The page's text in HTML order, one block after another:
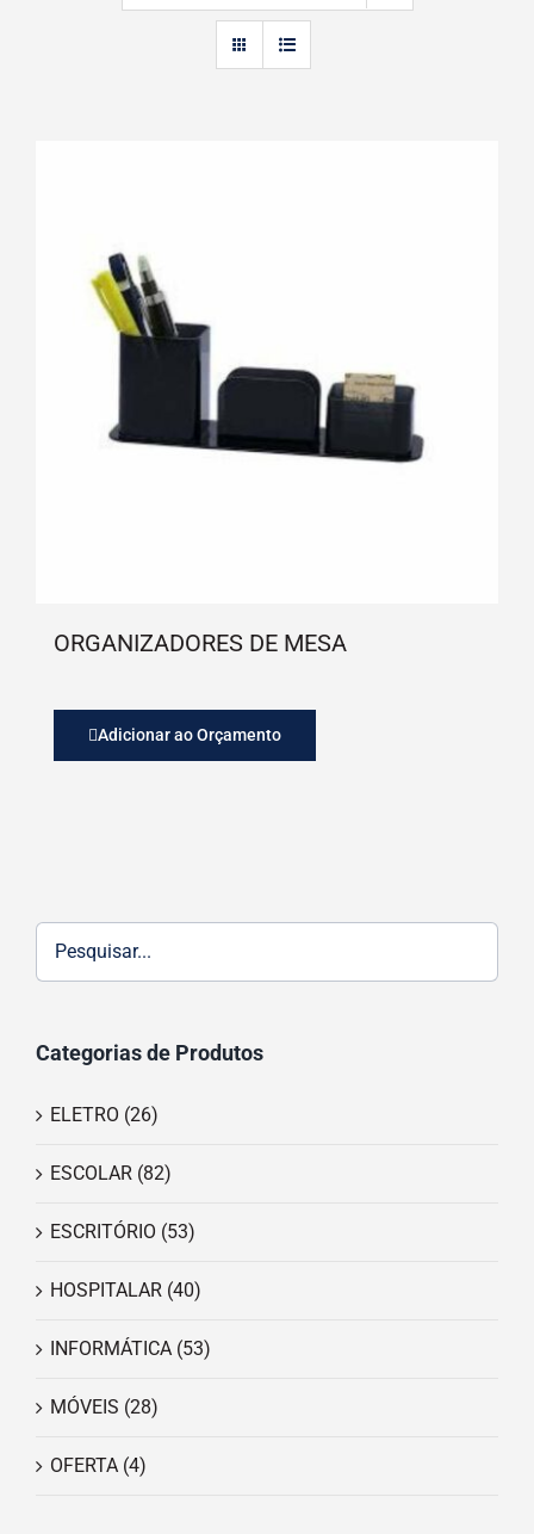
ORGANIZADORES DE MESA
Adicionar ao Orçamento
Categorias de Produtos
ELETRO (26)
ESCOLAR (82)
ESCRITÓRIO (53)
HOSPITALAR (40)
INFORMÁTICA (53)
MÓVEIS (28)
OFERTA (4)